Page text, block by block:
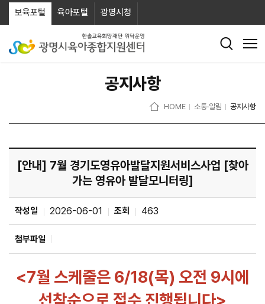
보육포털 육아포털 광명시청
공지사항
HOME 소통·알림 공지사항
[안내] 7월 경기도영유아발달지원서비스사업 [찾아
가는 영유아 발달모니터링]
작성일 2026-06-01 조회 463
첨부파일
<7월 스케줄은 6/18(목) 오전 9시에
선착순으로 접수 진행됩니다>